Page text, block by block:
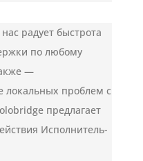
радует быстрота
по любому
—
локальных проблем с
предлагает
Исполнитель-